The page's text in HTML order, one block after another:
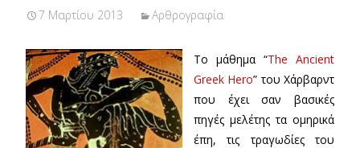
7 Μαρτίου 2013 Αρθρογραφία
Το μάθημα “The Ancient
Greek Hero” του Χάρβαρντ
που έχει σαν βασικές
πηγές μελέτης τα ομηρικά
έπη, τις τραγωδίες του